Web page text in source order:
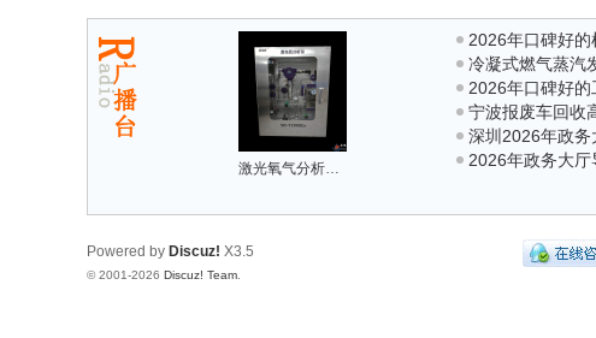
激光氧气分析仪在废气管路氧含量检测中的使用
2026年口碑好
参考
冷凝式燃气蒸汽
器/新型蒸汽发生
2026年口碑好
力荐
宁波报废车回收
务商合作实力参考
深圳2026年政务
荐与实力参考
2026年政务大
Powered by Discuz! X3.5
© 2001-2026 Discuz! Team